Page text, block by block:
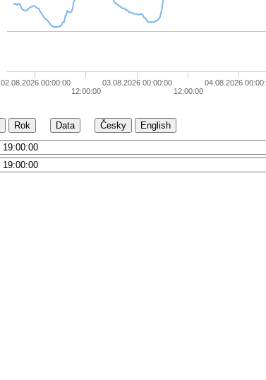
02.08.2026 00:00:00
12:00:00
03.08.2026 00:00:00
12:00:00
04.08.2026
Rok Data Česky English